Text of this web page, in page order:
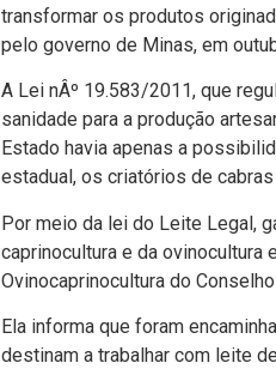
transformar os produtos
pelo governo de Minas, em
A Lei nÂº 19.583/2011, que
sanidade para a produção
Estado havia apenas a
estadual, os criatórios de
Por meio da lei do Leite Legal,
caprinocultura e da ovinocultura
Ovinocaprinocultura do
Ela informa que foram
destinam a trabalhar com leite